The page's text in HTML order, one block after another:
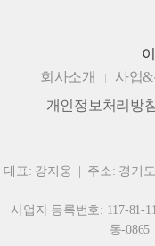
회사소개
사업&
개인정보처리방
대표: 강지웅 | 주소: 경기
사업자 등록번호: 117-81-
동-